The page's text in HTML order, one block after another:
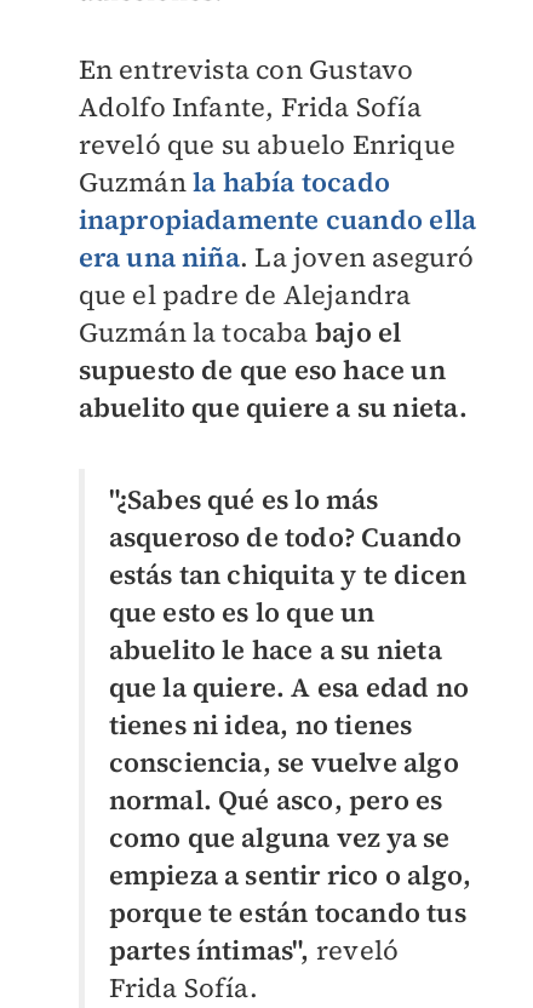
En entrevista con Gustavo
Adolfo Infante, Frida Sofía
reveló que su abuelo Enrique
Guzmánla había tocado
inapropiadamente cuando ella
era una niña. La joven aseguró
que el padre de Alejandra
Guzmán la tocaba bajo el
supuesto de que eso hace un
abuelito que quiere a su nieta.
"¿Sabes qué es lo más
asqueroso de todo? Cuando
estás tan chiquita y te dicen
que esto es lo que un
abuelito le hace a su nieta
que la quiere. A esa edad no
tienes ni idea, no tienes
consciencia, se vuelve algo
normal. Qué asco, pero es
como que alguna vez ya se
empieza a sentir rico o algo,
porque te están tocando tus
partes íntimas", reveló
Frida Sofía.